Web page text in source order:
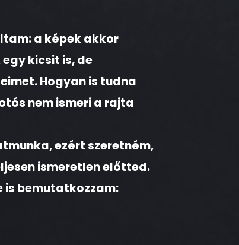
a képek akkor
kicsit is, de
Hogyan is tudna
nem ismeri a rajta
ezért szeretném,
ismeretlen előtted.
is bemutatkozzam: